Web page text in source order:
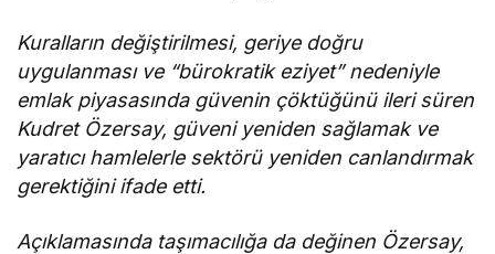
Kuralların değiştirilmesi, geriye doğru
uygulanması ve “bürokratik eziyet” nedeniyle
emlak piyasasında güvenin çöktüğünü ileri süren
Kudret Özersay, güveni yeniden sağlamak ve
yaratıcı hamlelerle sektörü yeniden canlandırmak
gerektiğini ifade etti.
Açıklamasında taşımacılığa da değinen Özersay,